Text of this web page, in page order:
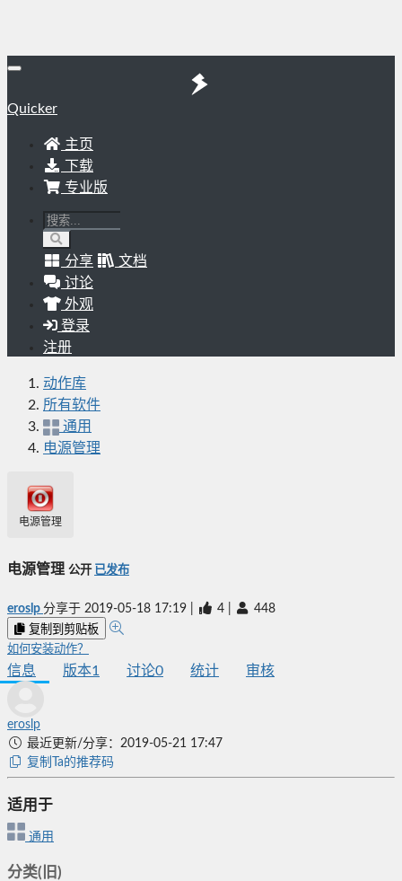
Quicker
主页
下载
专业版
分享
文档
讨论
外观
登录
注册
动作库
所有软件
通用
电源管理
电源管理
电源管理 公开 已发布
eroslp 分享于 2019-05-18 17:19 4 448
复制到剪贴板
如何安装动作？
信息 版本1 讨论0 统计 审核
eroslp
最近更新/分享：2019-05-21 17:47
复制Ta的推荐码
适用于
通用
分类(旧)